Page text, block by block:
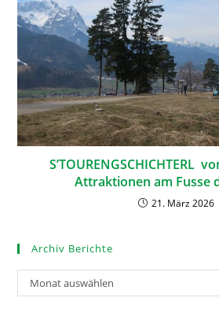
S’TOURENGSCHICHTERL
Attraktionen am Fusse
21. März 2026
Archiv Berichte
Monat auswählen